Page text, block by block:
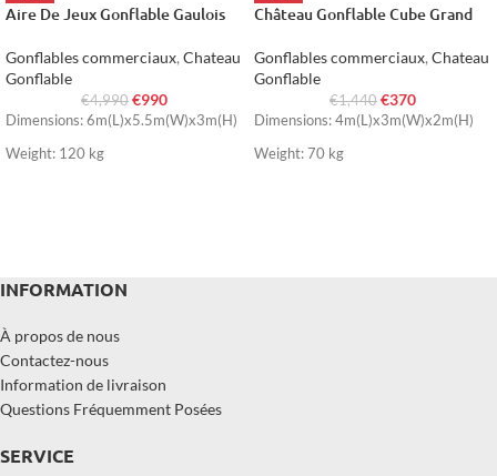
Aire De Jeux Gonflable Gaulois
Gonflables commerciaux, Chateau
Gonflable
€4,990 €990
Dimensions: 6m(L)x5.5m(W)x3m(H)
Weight: 120 kg
Château Gonflable Cube Grand
Gonflables commerciaux, Chateau
Gonflable
€1,440 €370
Dimensions: 4m(L)x3m(W)x2m(H)
Weight: 70 kg
INFORMATION
À propos de nous
Contactez-nous
Information de livraison
Questions Fréquemment Posées
SERVICE